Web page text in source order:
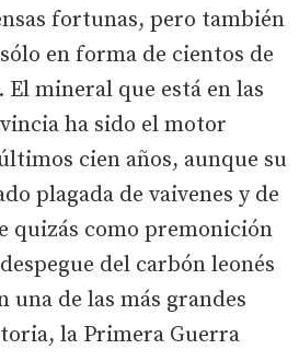
fortunas, pero también
en forma de cientos de
mineral que está en las
ha sido el motor
cien años, aunque su
plagada de vaivenes y de
quizás como premonición
del carbón leonés
una de las más grandes
la Primera Guerra